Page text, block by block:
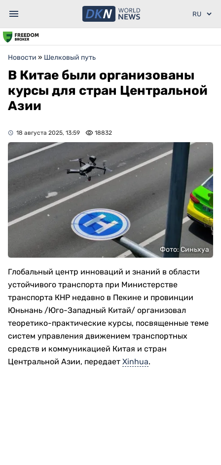
Новости » Шелковый путь
В Китае были организованы
курсы для стран Центральной
Азии
18 августа 2025, 13:59 18832
Фото: Синьхуа
Глобальный центр инноваций и знаний в области
устойчивого транспорта при Министерстве
транспорта КНР недавно в Пекине и провинции
Юньнань /Юго-Западный Китай/ организовал
теоретико-практические курсы, посвященные теме
систем управления движением транспортных
средств и коммуникацией Китая и стран
Центральной Азии, передает Xinhua.